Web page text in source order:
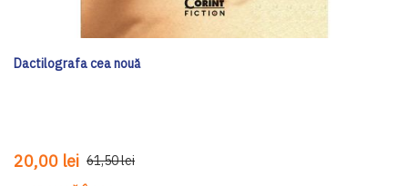
Dactilografa cea nouă
20,00 lei 61,50 lei